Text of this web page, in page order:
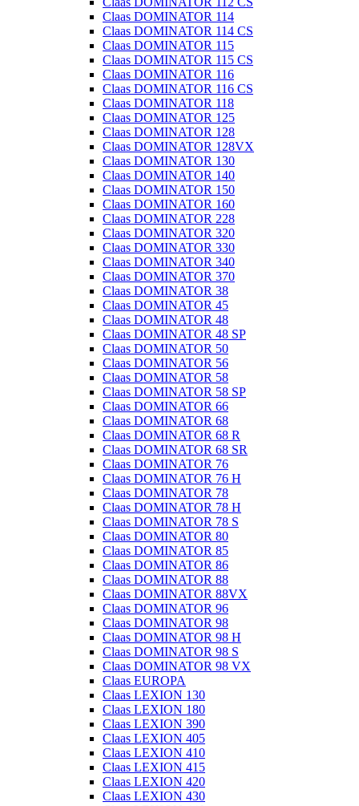
Claas DOMINATOR 114
Claas DOMINATOR 114 CS
Claas DOMINATOR 115
Claas DOMINATOR 115 CS
Claas DOMINATOR 116
Claas DOMINATOR 116 CS
Claas DOMINATOR 118
Claas DOMINATOR 125
Claas DOMINATOR 128
Claas DOMINATOR 128VX
Claas DOMINATOR 130
Claas DOMINATOR 140
Claas DOMINATOR 150
Claas DOMINATOR 160
Claas DOMINATOR 228
Claas DOMINATOR 320
Claas DOMINATOR 330
Claas DOMINATOR 340
Claas DOMINATOR 370
Claas DOMINATOR 38
Claas DOMINATOR 45
Claas DOMINATOR 48
Claas DOMINATOR 48 SP
Claas DOMINATOR 50
Claas DOMINATOR 56
Claas DOMINATOR 58
Claas DOMINATOR 58 SP
Claas DOMINATOR 66
Claas DOMINATOR 68
Claas DOMINATOR 68 R
Claas DOMINATOR 68 SR
Claas DOMINATOR 76
Claas DOMINATOR 76 H
Claas DOMINATOR 78
Claas DOMINATOR 78 H
Claas DOMINATOR 78 S
Claas DOMINATOR 80
Claas DOMINATOR 85
Claas DOMINATOR 86
Claas DOMINATOR 88
Claas DOMINATOR 88VX
Claas DOMINATOR 96
Claas DOMINATOR 98
Claas DOMINATOR 98 H
Claas DOMINATOR 98 S
Claas DOMINATOR 98 VX
Claas EUROPA
Claas LEXION 130
Claas LEXION 180
Claas LEXION 390
Claas LEXION 405
Claas LEXION 410
Claas LEXION 415
Claas LEXION 420
Claas LEXION 430